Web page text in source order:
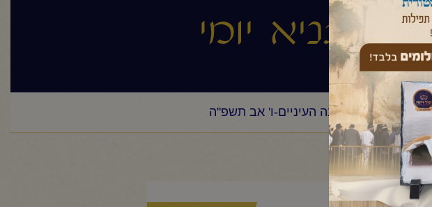
ותניא יומי
-תניא יומי ובגובה העיניים-ו' אב תשפ"ה